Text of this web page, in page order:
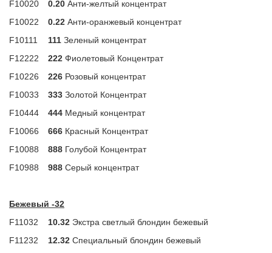
F10020 0.20 Анти-желтый концентрат
F10022
0.22 Анти-оранжевый концентрат
F10111
111 Зеленый концентрат
F12222
222 Фиолетовый Концентрат
F10226
226 Розовый концентрат
F10033
333 Золотой Концентрат
F10444
444 Медный концентрат
F10066
666 Красный Концентрат
F10088
888 Голубой Концентрат
F10988
988 Серый концентрат
Бежевый -32
F11032
10.32 Экстра светлый блондин бежевый
F11232
12.32 Специальный блондин бежевый